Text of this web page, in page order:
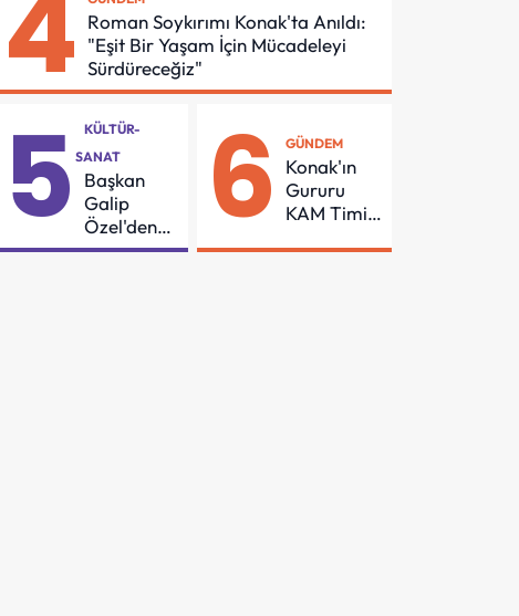
4
Roman Soykırımı Konak'ta Anıldı:
"Eşit Bir Yaşam İçin Mücadeleyi
Sürdüreceğiz"
5
KÜLTÜR-
SANAT
Başkan
Galip
Özel'den
55
6 GÜNDEM
Konak'ın
Gururu
KAM Timi
Kurtarmak